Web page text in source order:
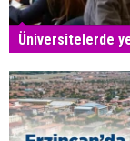
Üniversitelerde